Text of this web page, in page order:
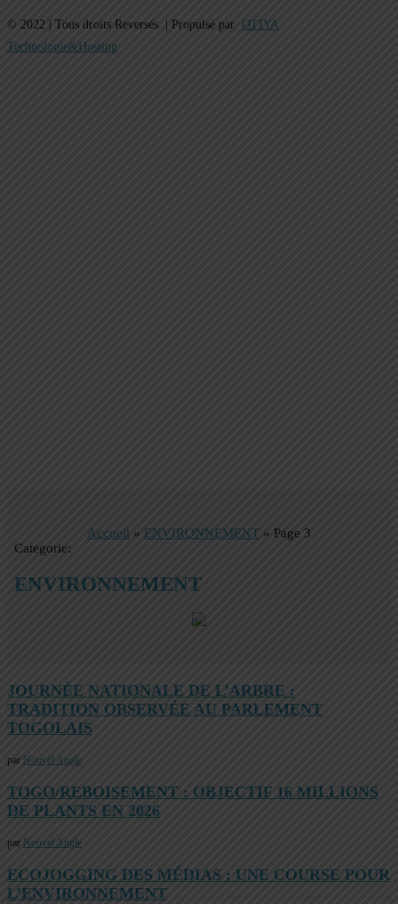
© 2022 | Tous droits Reversés. | Propulsé par OTIYA
Technologie&Hosting
Accueil » ENVIRONNEMENT » Page 3
Categorie:
ENVIRONNEMENT
JOURNÉE NATIONALE DE L’ARBRE :
TRADITION OBSERVÉE AU PARLEMENT
TOGOLAIS
par Nouvel Angle
TOGO/REBOISEMENT : OBJECTIF 16 MILLIONS
DE PLANTS EN 2026
par Nouvel Angle
ECOJOGGING DES MÉDIAS : UNE COURSE POUR
L’ENVIRONNEMENT